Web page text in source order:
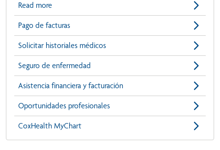
Read more
Pago de facturas
Solicitar historiales médicos
Seguro de enfermedad
Asistencia financiera y facturación
Oportunidades profesionales
CoxHealth MyChart